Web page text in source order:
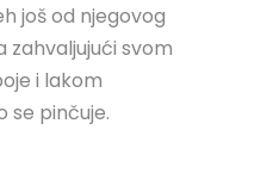
još od njegovog
zahvaljujući svom
i lakom
se pinčuje.